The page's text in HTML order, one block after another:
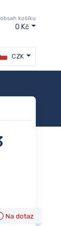
košíku
0 Kč
CZK
Na dotaz